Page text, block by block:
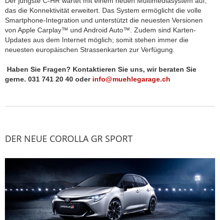
das die Konnektivität erweitert. Das System ermöglicht die volle
Smartphone-Integration und unterstützt die neuesten Versionen
von Apple Carplay™ und Android Auto™. Zudem sind Karten-
Updates aus dem Internet möglich; somit stehen immer die
neuesten europäischen Strassenkarten zur Verfügung.
Haben Sie Fragen? Kontaktieren Sie uns, wir beraten Sie
gerne. 031 741 20 40 oder info@muehlegarage.ch
DER NEUE COROLLA GR SPORT